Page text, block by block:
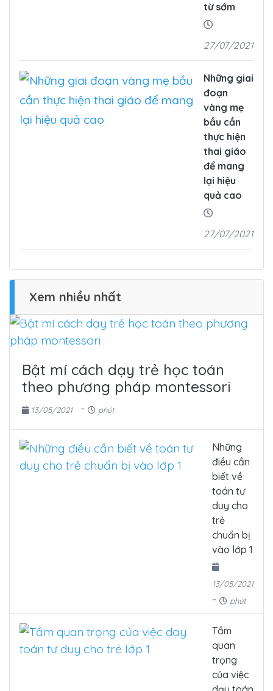
từ sớm
27/07/2021
Những giai
đoạn
vàng mẹ
bầu cần
thực hiện
thai giáo
để mang
lại hiệu
quả cao
27/07/2021
Xem nhiều nhất
Bật mí cách dạy trẻ học toán
theo phương pháp montessori
13/05/2021 - phút
Những
điều cần
biết về
toán tư
duy cho
trẻ
chuẩn bị
vào lớp 1
13/05/2021
- phút
Tầm
quan
trọng
của việc